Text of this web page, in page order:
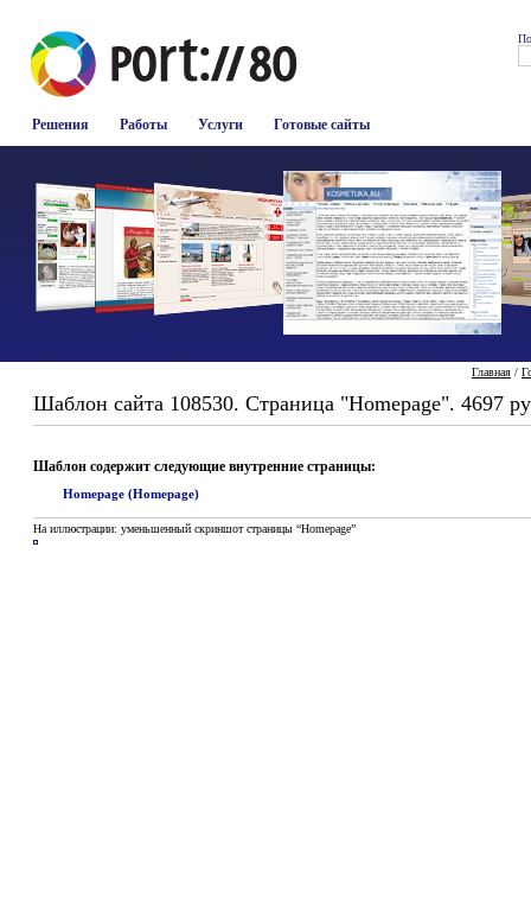
Решения Работы Услуги Готовые сайты
Главная /
Шаблон сайта 108530. Страница "Homepage". 4697
Шаблон содержит следующие внутренние страницы:
Homepage (Homepage)
На иллюстрации: уменьшенный скриншот страницы “Homepage”